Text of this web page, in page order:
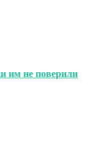
им не поверили